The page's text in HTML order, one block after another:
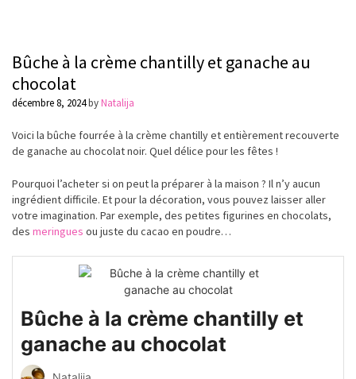
Bûche à la crème chantilly et ganache au
chocolat
décembre 8, 2024byNatalija
Voici la bûche fourrée à la crème chantilly et entièrement recouverte
de ganache au chocolat noir. Quel délice pour les fêtes !
Pourquoi l’acheter si on peut la préparer à la maison ? Il n’y aucun
ingrédient difficile. Et pour la décoration, vous pouvez laisser aller
votre imagination. Par exemple, des petites figurines en chocolats,
des meringues ou juste du cacao en poudre…
Bûche à la crème chantilly et
ganache au chocolat